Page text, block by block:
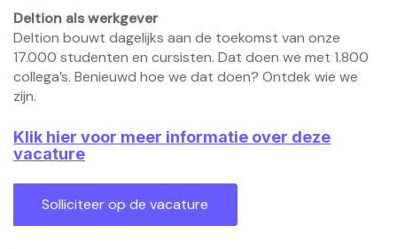
Deltion als werkgever
Deltion bouwt dagelijks aan de toekomst van onze
17.000 studenten en cursisten. Dat doen we met 1.800
collega’s. Benieuwd hoe we dat doen? Ontdek wie we
zijn.
Klik hier voor meer informatie over deze
vacature